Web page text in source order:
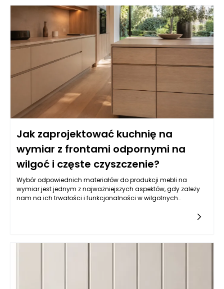
Jak zaprojektować kuchnię na
wymiar z frontami odpornymi na
wilgoć i częste czyszczenie?
Wybór odpowiednich materiałów do produkcji mebli na
wymiar jest jednym z najważniejszych aspektów, gdy zależy
nam na ich trwałości i funkcjonalności w wilgotnych
sklejka wodoodporna. Istotne jest, aby materiał miał